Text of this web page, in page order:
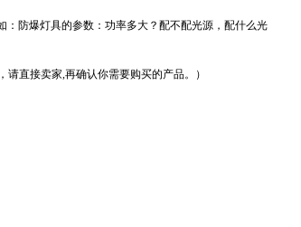
防爆灯具的参数：功率多大？配不配光源，配什么光
直接卖家,再确认你需要购买的产品。）